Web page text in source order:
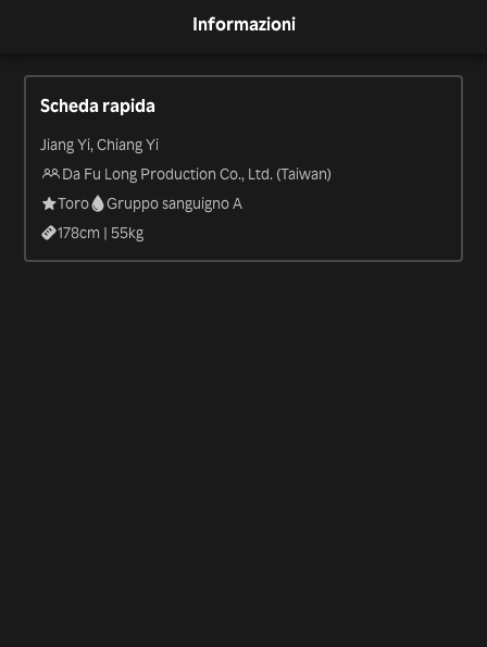
Informazioni
Scheda rapida
Jiang Yi, Chiang Yi
Da Fu Long Production Co., Ltd. (Taiwan)
Toro
Gruppo sanguigno A
178cm |55kg